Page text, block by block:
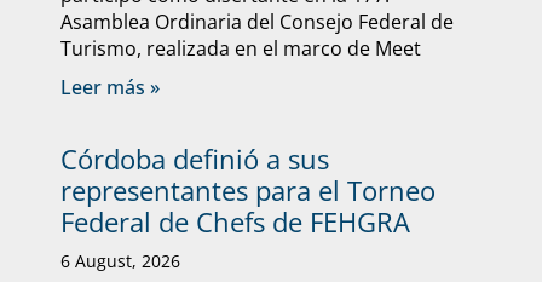
Asamblea Ordinaria del Consejo Federal de
Turismo, realizada en el marco de Meet
Leer más »
Córdoba definió a sus
representantes para el Torneo
Federal de Chefs de FEHGRA
6 August, 2026